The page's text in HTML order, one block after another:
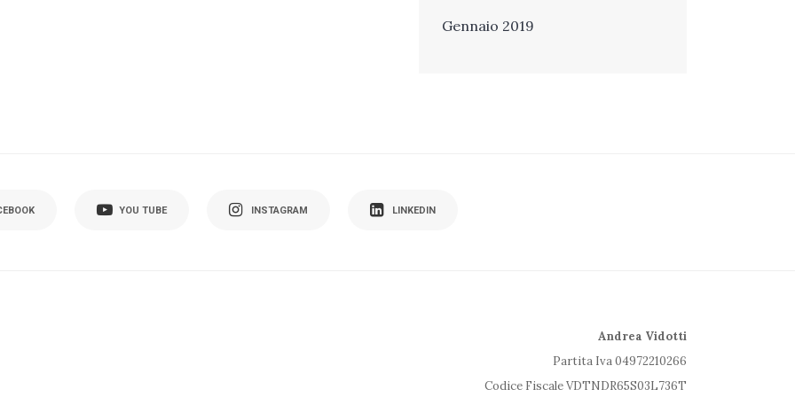
Gennaio 2019
YOU TUBE INSTAGRAM LINKEDIN
Andrea Vidotti
Partita Iva 04972210266
Codice Fiscale VDTNDR65S03L736T